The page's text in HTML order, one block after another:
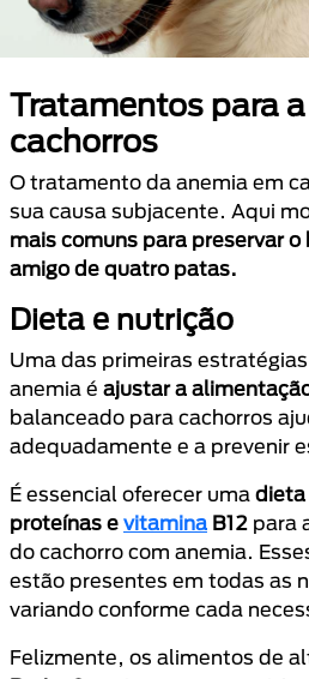
Tratamentos para
cachorros
O tratamento da anemia em
sua causa subjacente. Aqui
mais comuns para preservar
amigo de quatro patas.
Dieta e nutrição
Uma das primeiras
anemia é ajustar a
balanceado para cachorros
adequadamente e a prevenir
É essencial oferecer uma dieta
proteínas e vitamina B12 para
do cachorro com anemia.
estão presentes em todas as
variando conforme cada
Felizmente, os alimentos de